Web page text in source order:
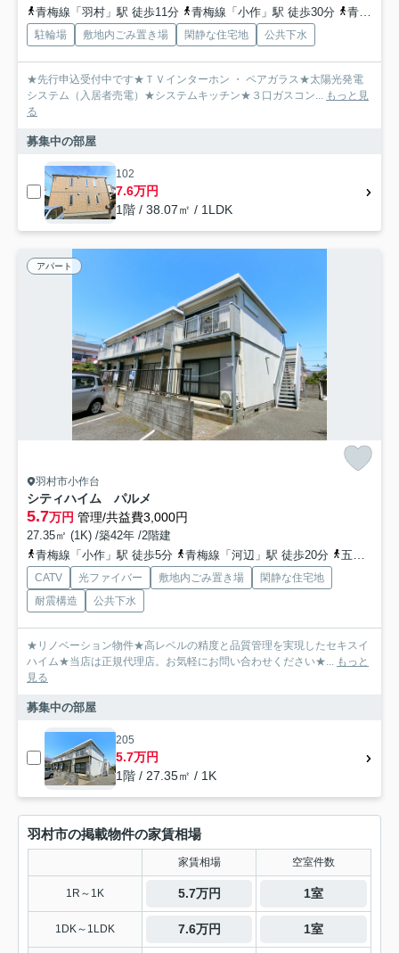
青梅線「羽村」駅 徒歩11分
青梅線「小作」駅 徒歩30分 青梅線「福生」駅 徒歩37分
駐輪場 敷地内ごみ置き場 閑静な住宅地 公共下水
★先行申込受付中です★ＴＶインターホン ・ ペアガラス★太陽光発電
システム（入居者売電）★システムキッチン★３口ガスコン...
もっと見
る
募集中の部屋
102
7.6万円
1階 / 38.07㎡ / 1LDK
アパート
羽村市小作台
シティハイム パルメ
5.7万円 管理/共益費3,000円
27.35㎡ (1K) /築42年 /2階建
青梅線「小作」駅 徒歩5分
青梅線「河辺」駅 徒歩20分 五日市線「秋川」駅 バス27分 「小作駅西口」 停歩5分
CATV 光ファイバー 敷地内ごみ置き場
閑静な住宅地
耐震構造
公共下水
★リノベーション物件★高レベルの精度と品質管理を実現したセキスイ
ハイム★当店は正規代理店。お気軽にお問い合わせください★...
もっと
見る
募集中の部屋
205
5.7万円
1階 / 27.35㎡ / 1K
羽村市の掲載物件の家賃相場
家賃相場 空室件数
1R～1K 5.7万円 1室
1DK～1LDK 7.6万円 1室